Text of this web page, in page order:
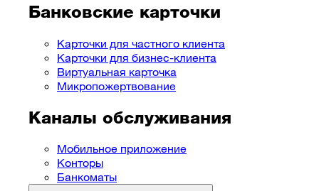
Банковские карточки
Карточки для частного клиента
Карточки для бизнес-клиента
Виртуальная карточка
Микропожертвование
Каналы обслуживания
Мобильное приложение
Конторы
Банкоматы